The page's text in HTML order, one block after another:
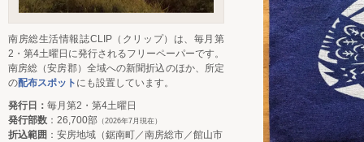
南房総生活情報誌CLIP（クリップ）は、毎月第
2・第4土曜日に発行されるフリーペーパーです。
南房総（安房郡）全域への新聞折込のほか、所定
の配布スポット にも設置しています。
発行日： 毎月第2・第4土曜日
発行部数 ：26,700部 （2026年7月現在）
折込範囲 ：安房地域（鋸南町／南房総市／館山市